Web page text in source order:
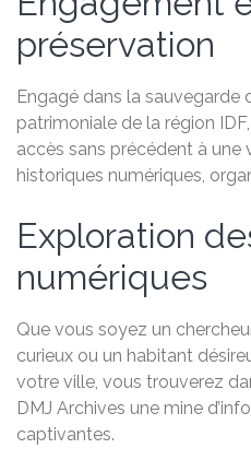
préservation
Engagé dans la sauvegarde
patrimoniale de la région
accès sans précédent à une
historiques numériques,
Exploration
numériques
Que vous soyez un
curieux ou un habitant
votre ville, vous trouverez
DMJ Archives une mine
captivantes.